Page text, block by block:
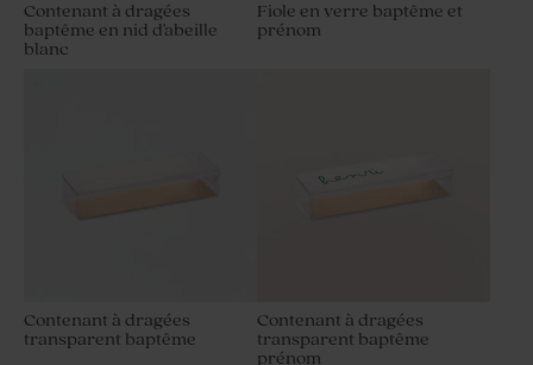
Contenant à dragées
baptême en nid d'abeille
blanc
Fiole en verre baptême et
prénom
Contenant à dragées
transparent baptême
Contenant à dragées
transparent baptême
prénom